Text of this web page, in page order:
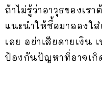
ถ้าไม่รู้ว่าอาวุธของเร
แนะนำให้ซื้อมาลองใ
เลย อย่าเสียดายเงิน
ป้องกันปัญหาที่อาจเกิ